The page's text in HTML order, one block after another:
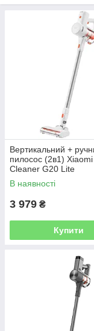
Вертикальний +
пилосос (2в1)
Cleaner G20 Lite
В наявності
3 979 ₴
Купити